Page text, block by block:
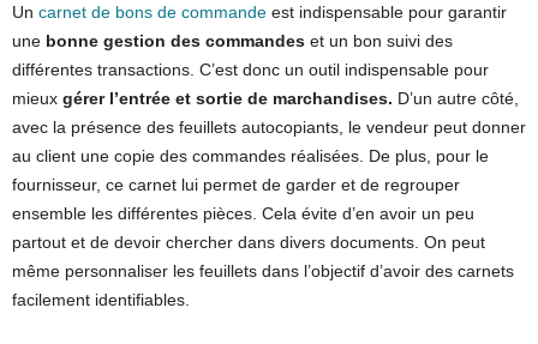
Un carnet de bons de commande est indispensable pour garantir
une bonne gestion des commandes et un bon suivi des
différentes transactions. C’est donc un outil indispensable pour
mieux gérer l’entrée et sortie de marchandises. D’un autre côté,
avec la présence des feuillets autocopiants, le vendeur peut donner
au client une copie des commandes réalisées. De plus, pour le
fournisseur, ce carnet lui permet de garder et de regrouper
ensemble les différentes pièces. Cela évite d’en avoir un peu
partout et de devoir chercher dans divers documents. On peut
même personnaliser les feuillets dans l’objectif d’avoir des carnets
facilement identifiables.